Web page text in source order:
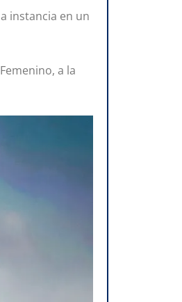
instancia en un
a la